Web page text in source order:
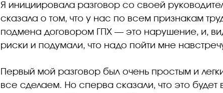
Я инициировала разговор со своей
сказала о том, что у нас по всем признакам
подмена договором ГПХ — это нарушение, и,
риски и подумали, что надо пойти мне
Первый мой разговор был очень простым и
все сделаем. Но сперва сказали, что это